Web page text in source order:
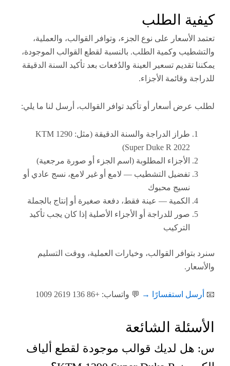
الطلب
على نوع الجزء، وتوافر القوالب، والعملية،
وكمية الطلب. بالنسبة لقطع القوالب الموجودة،
تقديم تسعير العينة والدُفعات بعد تأكيد السنة الدقيقة
وقائمة الأجزاء.
أسعار أو تأكيد توافر القوالب، أرسل لنا ما يلي:
طراز الدراجة والسنة الدقيقة (مثل: KTM 1290
Super Duke R 2022)
الأجزاء المطلوبة (اسم الجزء أو صورة مرجعية)
تفضيل التشطيب — لامع أو غير لامع، نسج عادي أو
نسيج محبوك
الكمية — عينة فقط، دفعة صغيرة أو إنتاج بالجملة
صور للدراجة أو الأجزاء الأصلية إذا كان يجب تأكيد
القوالب، وخيارات العملية، ووقت التسليم
استفسارًا →💬 واتساب: +86 136 2619 1009
الشائعة
لديك قوالب موجودة لقطع ألياف